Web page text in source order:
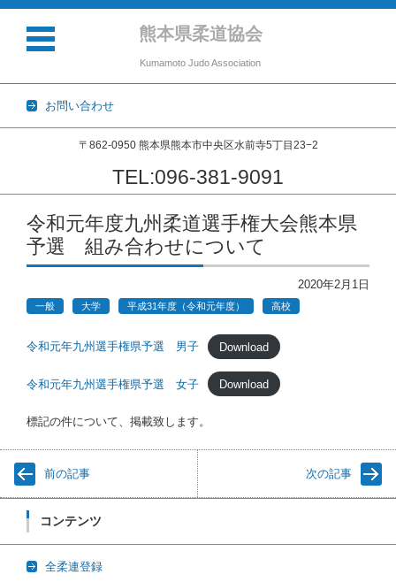
熊本県柔道協会
Kumamoto Judo Association
お問い合わせ
〒862-0950 熊本県熊本市中央区水前寺5丁目23−2
TEL:096-381-9091
コンテンツに移動
令和元年度九州柔道選手権大会熊本県
予選 組み合わせについて
2020年2月1日
一般 大学 平成31年度（令和元年度） 高校
令和元年九州選手権県予選 男子 Download
令和元年九州選手権県予選 女子 Download
標記の件について、掲載致します。
前の記事 次の記事
コンテンツ
全柔連登録